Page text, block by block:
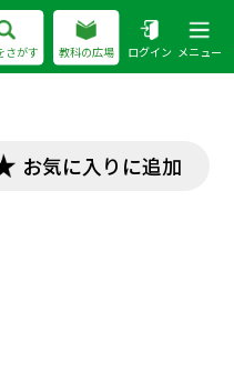
さがす 教科の広場 ログイン メニュー
お気に入りに追加